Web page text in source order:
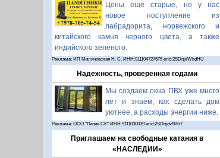
Цены ещё старые, но у нас
новое поступление из
лабрадорита, норвежского и
китайского камня черного цвета, а также
индийского зелёного.
Реклама: ИП Миляновская Н. С. ИНН:911104727675 erid:2SDnjeWbdHU
Надежность, проверенная годами
Мы создаем окна ПВХ уже много
лет и знаем, как сделать дом
уютнее, а расходы энергии ниже.
Реклама: ООО "Линия СК" ИНН 9111030039 erid:2SDnjdvNRt7
Приглашаем на свободные катания в
«НАСЛЕДИИ»